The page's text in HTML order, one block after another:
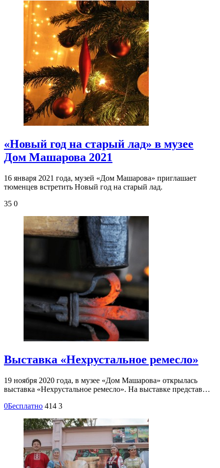
«Новый год на старый лад» в музее
Дом Машарова 2021
16 января 2021 года, музей «Дом Машарова» приглашает
тюменцев встретить Новый год на старый лад.
35 0
Выставка «Нехрустальное ремесло»
19 ноября 2020 года, в музее «Дом Машарова» открылась
выставка «Нехрустальное ремесло». На выставке представ…
0Бесплатно 414 3